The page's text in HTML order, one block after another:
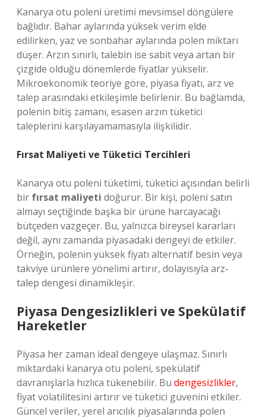
Kanarya otu poleni üretimi mevsimsel döngülere
bağlıdır. Bahar aylarında yüksek verim elde
edilirken, yaz ve sonbahar aylarında polen miktarı
düşer. Arzın sınırlı, talebin ise sabit veya artan bir
çizgide olduğu dönemlerde fiyatlar yükselir.
Mikroekonomik teoriye göre, piyasa fiyatı, arz ve
talep arasındaki etkileşimle belirlenir. Bu bağlamda,
polenin bitiş zamanı, esasen arzın tüketici
taleplerini karşılayamamasıyla ilişkilidir.
Fırsat Maliyeti ve Tüketici Tercihleri
Kanarya otu poleni tüketimi, tüketici açısından belirli
bir fırsat maliyeti doğurur. Bir kişi, poleni satın
almayı seçtiğinde başka bir ürüne harcayacağı
bütçeden vazgeçer. Bu, yalnızca bireysel kararları
değil, aynı zamanda piyasadaki dengeyi de etkiler.
Örneğin, polenin yüksek fiyatı alternatif besin veya
takviye ürünlere yönelimi artırır, dolayısıyla arz-
talep dengesi dinamikleşir.
Piyasa Dengesizlikleri ve Spekülatif
Hareketler
Piyasa her zaman ideal dengeye ulaşmaz. Sınırlı
miktardaki kanarya otu poleni, spekülatif
davranışlarla hızlıca tükenebilir. Bu dengesizlikler,
fiyat volatilitesini artırır ve tüketici güvenini etkiler.
Güncel veriler, yerel arıcılık piyasalarında polen